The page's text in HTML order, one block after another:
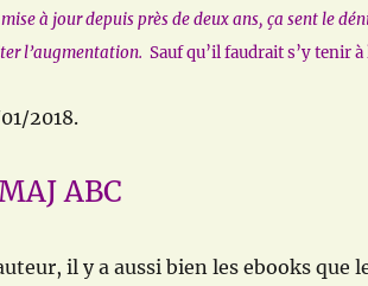
à jour depuis près de deux ans, ça sent le
l’augmentation. Sauf qu’il faudrait s’y tenir
2018.
ABC
il y a aussi bien les ebooks que